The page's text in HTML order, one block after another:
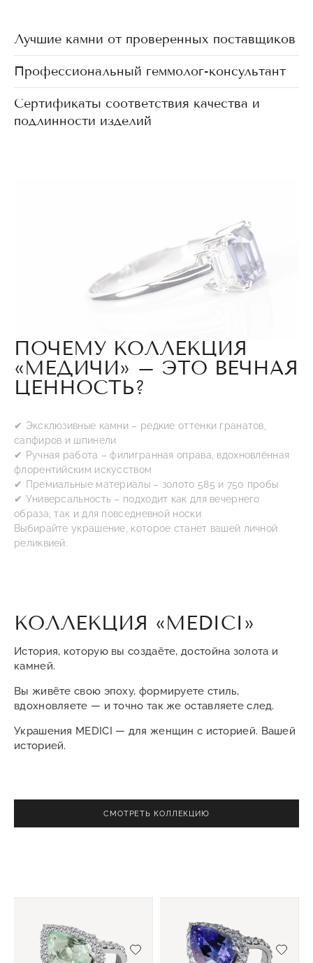
Лучшие камни от проверенных поставщиков
Профессиональный геммолог-консультант
Сертификаты соответствия качества и
подлинности изделий
ПОЧЕМУ КОЛЛЕКЦИЯ
«МЕДИЧИ» – ЭТО ВЕЧНАЯ
ЦЕННОСТЬ?
✔ Эксклюзивные камни – редкие оттенки гранатов,
сапфиров и шпинели
✔ Ручная работа – филигранная оправа, вдохновлённая
флорентийским искусством
✔ Премиальные материалы – золото 585 и 750 пробы
✔ Универсальность – подходит как для вечернего
образа, так и для повседневной носки
Выбирайте украшение, которое станет вашей личной
реликвией.
КОЛЛЕКЦИЯ «MEDICI»
История, которую вы создаёте, достойна золота и
камней.
Вы живёте свою эпоху, формируете стиль,
вдохновляете — и точно так же оставляете след.
Украшения MEDICI — для женщин с историей. Вашей
историей.
СМОТРЕТЬ КОЛЛЕКЦИЮ
Добавить/удалить из избранного